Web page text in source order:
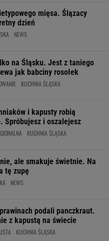
mięsa. Ślązacy
dzień
NEWS
na Śląsku. Jest z taniego
jak babciny rosołek
KUCHNIA ŚLĄSKA
i kapusty robią
Spróbujesz i oszalejesz
KUCHNIA ŚLĄSKA
ale smakuje świetnie. Na
tę zupę
NEWS
podali panczkraut.
z kapustą na świecie
KUCHNIA ŚLĄSKA